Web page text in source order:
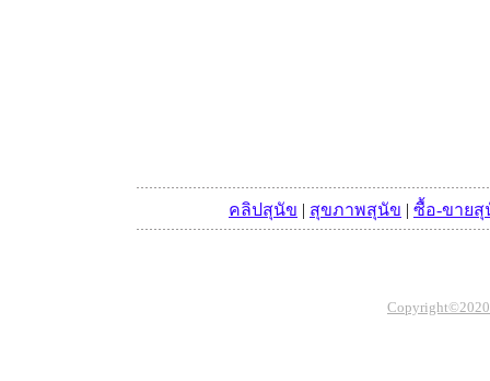
คลิปสุนัข | สุขภาพสุนัข | ซื้อ-ขายสุ
Copyright©2020